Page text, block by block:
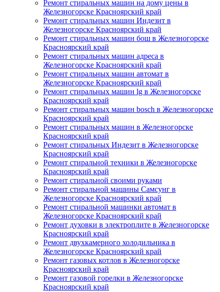
Ремонт стиральных машин на дому цены в
Железногорске Красноярский край
Ремонт стиральных машин Индезит в
Железногорске Красноярский край
Ремонт стиральных машин бош в Железногорске
Красноярский край
Ремонт стиральных машин адреса в
Железногорске Красноярский край
Ремонт стиральных машин автомат в
Железногорске Красноярский край
Ремонт стиральных машин lg в Железногорске
Красноярский край
Ремонт стиральных машин bosch в Железногорске
Красноярский край
Ремонт стиральных машин в Железногорске
Красноярский край
Ремонт стиральных Индезит в Железногорске
Красноярский край
Ремонт стиральной техники в Железногорске
Красноярский край
Ремонт стиральной своими руками
Ремонт стиральной машины Самсунг в
Железногорске Красноярский край
Ремонт стиральной машинки автомат в
Железногорске Красноярский край
Ремонт духовки в электроплите в Железногорске
Красноярский край
Ремонт двухкамерного холодильника в
Железногорске Красноярский край
Ремонт газовых котлов в Железногорске
Красноярский край
Ремонт газовой горелки в Железногорске
Красноярский край